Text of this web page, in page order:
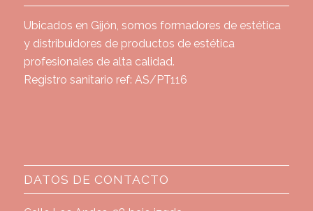
Ubicados en Gijón, somos formadores de estética
y distribuidores de productos de estética
profesionales de alta calidad.
Registro sanitario ref: AS/PT116
DATOS DE CONTACTO